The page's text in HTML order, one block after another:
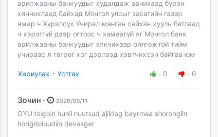
арилжааны банкуудыг худалдаж авчихаад бүрэн
хянчихлаад байхад Монгол улсыг засагийн газар
ямар ч Хүрэлсүх Учирал мянган сайхан хууль батлаад
ч хэрэггүй дээр огтоос ч хамаагүй яг Монгол банк
арилжааны банкуудыг хянчихаар ойлгожтой тийм
учираас л төгрөг хог дэрлээд хэвтчихсэн байгаа юм
Хариулах · Устгах - 0 - 0
Зочин · 2026/05/11
OYU tolgoin hunii nuutsud ajildag bayrmaa shorongiin
horigdoluudiin devesger